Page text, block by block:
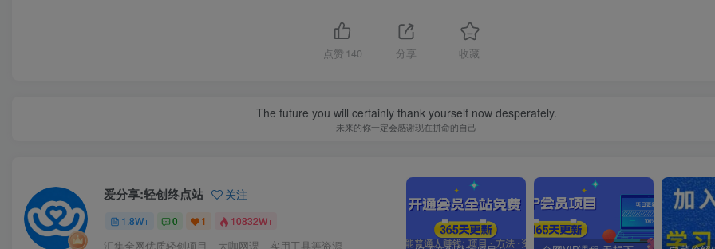
点赞 140 分享 收藏
The future you will certainly thank yourself now desperately.
未来的你一定会感谢现在拼命的自己
爱分享:轻创终点站 关注
1.8W+ 0 1 10832W+
汇集全网优质轻创项目、大咖网课、实用工具等资源